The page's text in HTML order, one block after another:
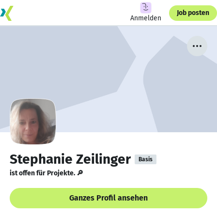
Anmelden
Job posten
Stephanie Zeilinger Basis
ist offen für Projekte. 🔎
Ganzes Profil ansehen